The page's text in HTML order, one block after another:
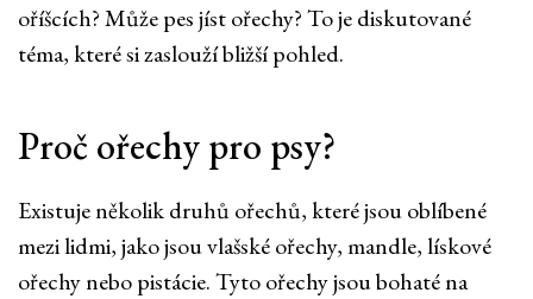
oříšcích? Může pes jíst ořechy? To je diskutované
téma, které si zaslouží bližší pohled.
Proč ořechy pro psy?
Existuje několik druhů ořechů, které jsou oblíbené
mezi lidmi, jako jsou vlašské ořechy, mandle, lískové
ořechy nebo pistácie. Tyto ořechy jsou bohaté na